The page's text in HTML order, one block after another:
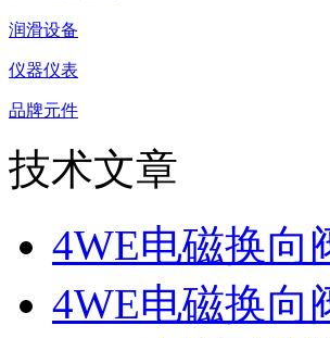
润滑设备
仪器仪表
品牌元件
技术文章
4WE电磁换向
4WE电磁换向